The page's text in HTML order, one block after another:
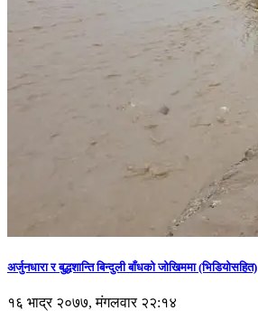
अर्जुनधारा र बुद्धशान्ति बिन्दुली बाँधको जोखिममा (भिडियाेसहित)
१६ भाद्र २०७७, मंगलवार २२:१४